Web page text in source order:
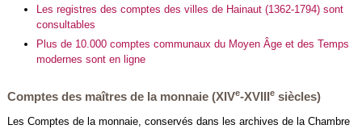
Les registres des comptes des villes de Hainaut (1362-1794) sont
consultables
Plus de 10.000 comptes communaux du Moyen Âge et des Temps
modernes sont en ligne
Comptes des maîtres de la monnaie (XIVe-XVIIIesiècles)
Les Comptes de la monnaie, conservés dans les archives de la Chambre